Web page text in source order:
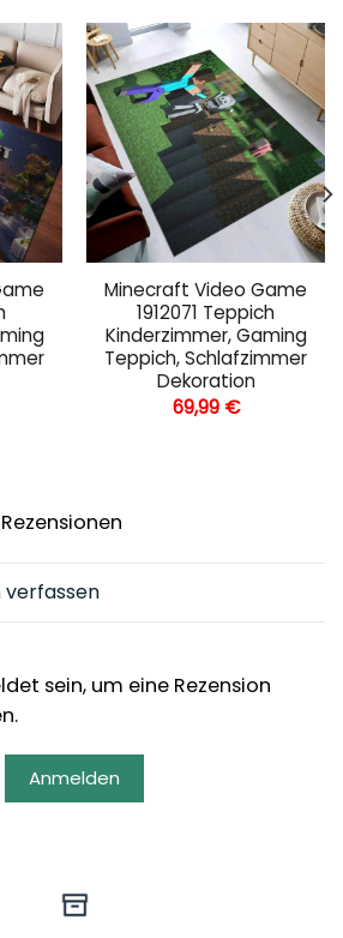
Minecraft Video Game
1912071 Teppich
Kinderzimmer, Gaming
Teppich, Schlafzimmer
Dekoration
69,99 €
verfassen
sein, um eine Rezension
Anmelden